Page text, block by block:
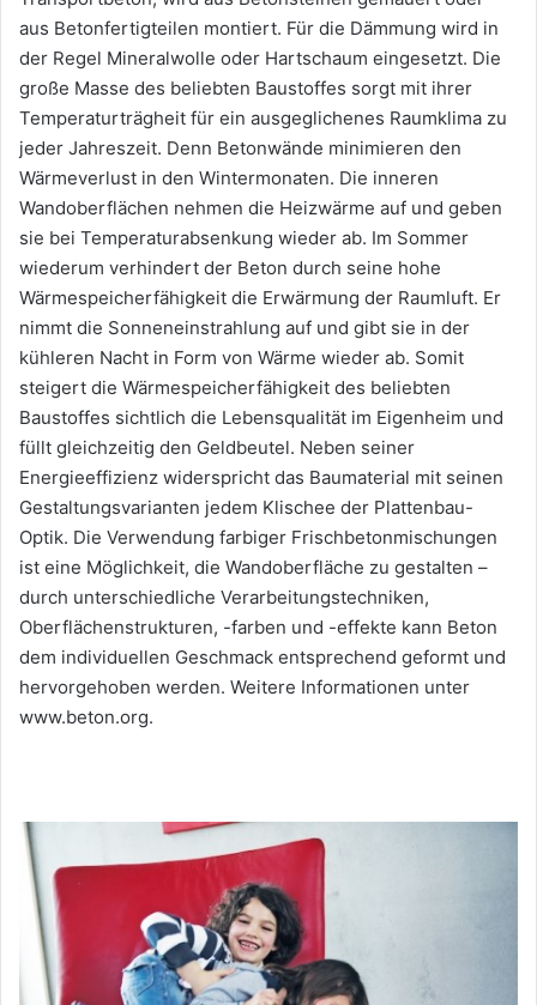
aus Betonfertigteilen montiert. Für die Dämmung wird in
der Regel Mineralwolle oder Hartschaum eingesetzt. Die
große Masse des beliebten Baustoffes sorgt mit ihrer
Temperaturträgheit für ein ausgeglichenes Raumklima zu
jeder Jahreszeit. Denn Betonwände minimieren den
Wärmeverlust in den Wintermonaten. Die inneren
Wandoberflächen nehmen die Heizwärme auf und geben
sie bei Temperaturabsenkung wieder ab. Im Sommer
wiederum verhindert der Beton durch seine hohe
Wärmespeicherfähigkeit die Erwärmung der Raumluft. Er
nimmt die Sonneneinstrahlung auf und gibt sie in der
kühleren Nacht in Form von Wärme wieder ab. Somit
steigert die Wärmespeicherfähigkeit des beliebten
Baustoffes sichtlich die Lebensqualität im Eigenheim und
füllt gleichzeitig den Geldbeutel. Neben seiner
Energieeffizienz widerspricht das Baumaterial mit seinen
Gestaltungsvarianten jedem Klischee der Plattenbau-
Optik. Die Verwendung farbiger Frischbetonmischungen
ist eine Möglichkeit, die Wandoberfläche zu gestalten –
durch unterschiedliche Verarbeitungstechniken,
Oberflächenstrukturen, -farben und -effekte kann Beton
dem individuellen Geschmack entsprechend geformt und
hervorgehoben werden. Weitere Informationen unter
www.beton.org.